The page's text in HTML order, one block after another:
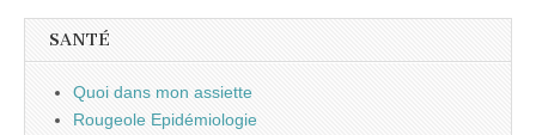
SANTÉ
Quoi dans mon assiette
Rougeole Epidémiologie